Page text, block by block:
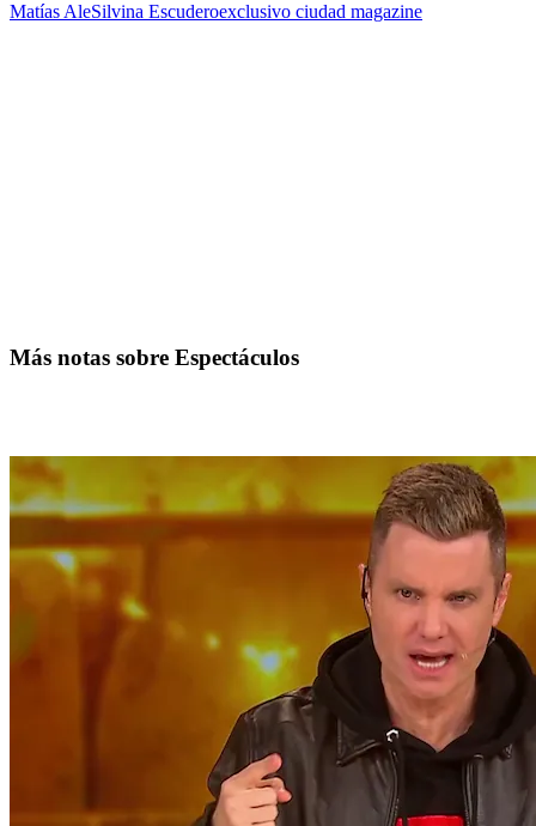
Matías AleSilvina Escuderoexclusivo ciudad magazine
Más notas sobre Espectáculos